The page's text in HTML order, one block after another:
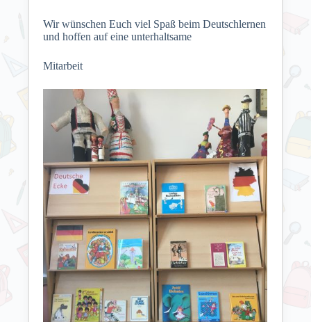
Wir wünschen Euch viel Spaß beim Deutschlernen
und hoffen auf eine unterhaltsame
Mitarbeit